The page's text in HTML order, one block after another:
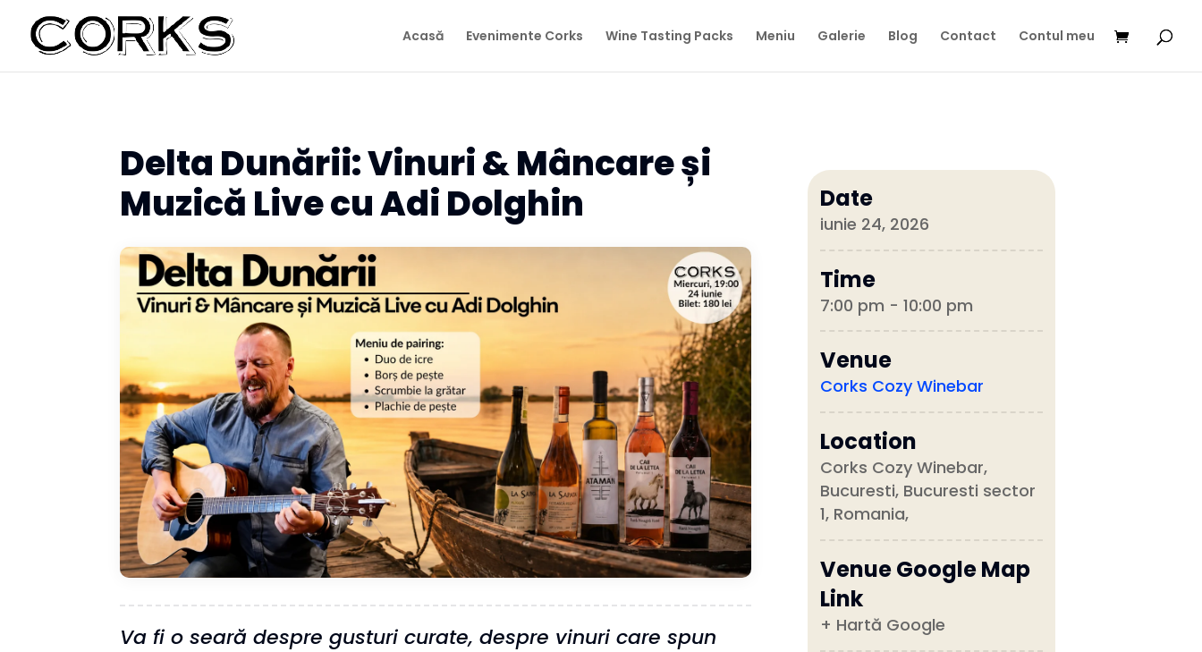
Acasă Evenimente Corks Wine Tasting Packs Meniu Galerie Blog Contact Contul meu
Delta Dunării: Vinuri & Mâncare și
Muzică Live cu Adi Dolghin
Va fi o seară despre gusturi curate, despre vinuri care spun
Date
iunie 24, 2026
Time
7:00 pm - 10:00 pm
Venue
Corks Cozy Winebar
Location
Corks Cozy Winebar,
Bucuresti, Bucuresti sector
1, Romania,
Venue Google Map
Link
+ Hartă Google